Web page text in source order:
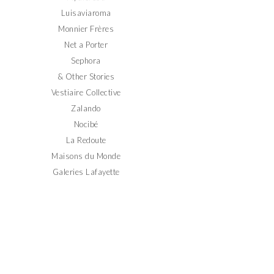
Luisaviaroma
Monnier Frères
Net a Porter
Sephora
& Other Stories
Vestiaire Collective
Zalando
Nocibé
La Redoute
Maisons du Monde
Galeries Lafayette